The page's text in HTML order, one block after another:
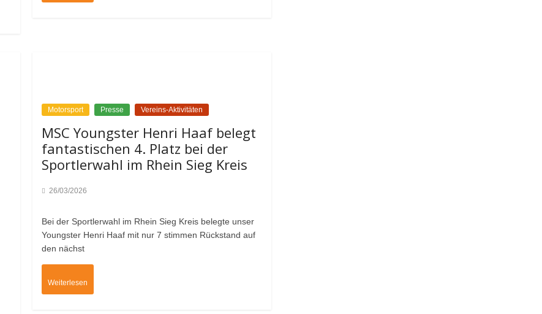
Motorsport Presse Vereins-Aktivitäten
MSC Youngster Henri Haaf belegt
fantastischen 4. Platz bei der
Sportlerwahl im Rhein Sieg Kreis
26/03/2026
Bei der Sportlerwahl im Rhein Sieg Kreis belegte unser
Youngster Henri Haaf mit nur 7 stimmen Rückstand auf
den nächst
Weiterlesen